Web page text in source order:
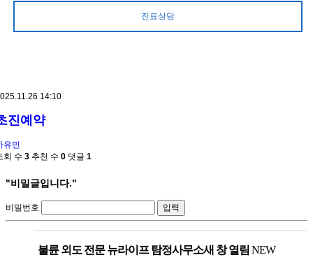
진료상담
14:10
진예약
유민
회 수 3 추천 수 0 댓글 1
"비밀글입니다."
비밀번호
불륜 외도 전문 뉴라이프 탐정사무소새 창 열림 NEW